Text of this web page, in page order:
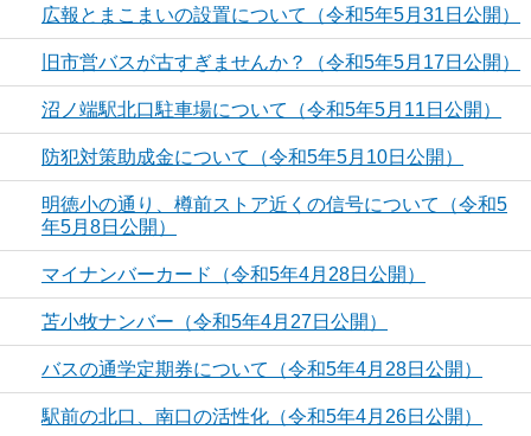
広報とまこまいの設置について（令和5年5月31日公開）
旧市営バスが古すぎませんか？（令和5年5月17日公開）
沼ノ端駅北口駐車場について（令和5年5月11日公開）
防犯対策助成金について（令和5年5月10日公開）
明徳小の通り、樽前ストア近くの信号について（令和5
年5月8日公開）
マイナンバーカード（令和5年4月28日公開）
苫小牧ナンバー（令和5年4月27日公開）
バスの通学定期券について（令和5年4月28日公開）
駅前の北口、南口の活性化（令和5年4月26日公開）